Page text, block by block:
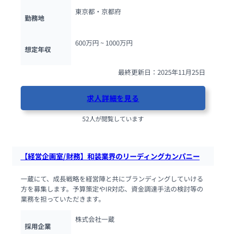
勤務地
東京都・京都府
想定年収
600万円 ~ 1000万円
最終更新日：2025年11月25日
求人詳細を見る
52人が閲覧しています
【経営企画室/財務】和装業界のリーディングカンパニー
一蔵にて、成長戦略を経営陣と共にブランディングしていける
方を募集します。予算策定やIR対応、資金調達手法の検討等の
業務を担っていただきます。
採用企業
株式会社一蔵